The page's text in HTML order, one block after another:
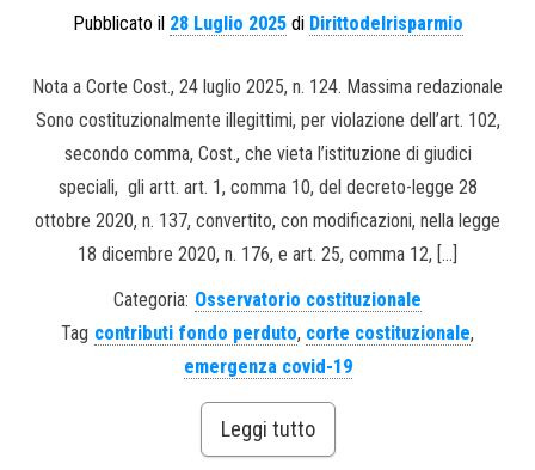
Pubblicato il 28 Luglio 2025di Dirittodelrisparmio
Nota a Corte Cost., 24 luglio 2025, n. 124. Massima redazionale
Sono costituzionalmente illegittimi, per violazione dell’art. 102,
secondo comma, Cost., che vieta l’istituzione di giudici
speciali, gli artt. art. 1, comma 10, del decreto-legge 28
ottobre 2020, n. 137, convertito, con modificazioni, nella legge
18 dicembre 2020, n. 176, e art. 25, comma 12, […]
Categoria: Osservatorio costituzionale
Tag contributi fondo perduto, corte costituzionale,
emergenza covid-19
Leggi tutto